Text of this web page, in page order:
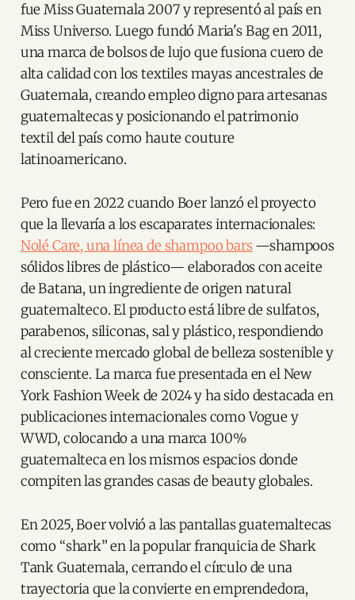
fue Miss Guatemala 2007 y representó al país en
Miss Universo. Luego fundó Maria's Bag en 2011,
una marca de bolsos de lujo que fusiona cuero de
alta calidad con los textiles mayas ancestrales de
Guatemala, creando empleo digno para artesanas
guatemaltecas y posicionando el patrimonio
textil del país como haute couture
latinoamericano.
Pero fue en 2022 cuando Boer lanzó el proyecto
que la llevaría a los escaparates internacionales:
Nolé Care, una línea de shampoo bars—shampoos
sólidos libres de plástico— elaborados con aceite
de Batana, un ingrediente de origen natural
guatemalteco. El producto está libre de sulfatos,
parabenos, siliconas, sal y plástico, respondiendo
al creciente mercado global de belleza sostenible y
consciente. La marca fue presentada en el New
York Fashion Week de 2024 y ha sido destacada en
publicaciones internacionales como Vogue y
WWD, colocando a una marca 100%
guatemalteca en los mismos espacios donde
compiten las grandes casas de beauty globales.
En 2025, Boer volvió a las pantallas guatemaltecas
como “shark” en la popular franquicia de Shark
Tank Guatemala, cerrando el círculo de una
trayectoria que la convierte en emprendedora,